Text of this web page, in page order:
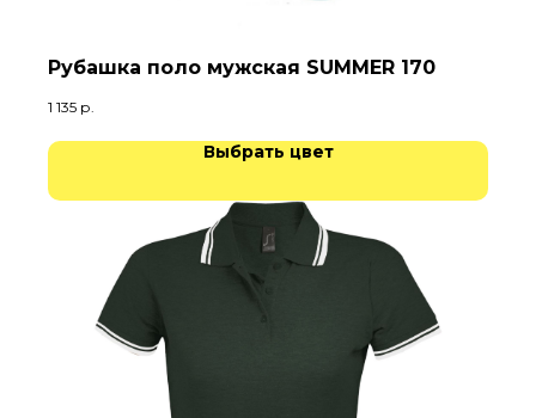
Рубашка поло мужская SUMMER 170
1 135 р.
Выбрать цвет